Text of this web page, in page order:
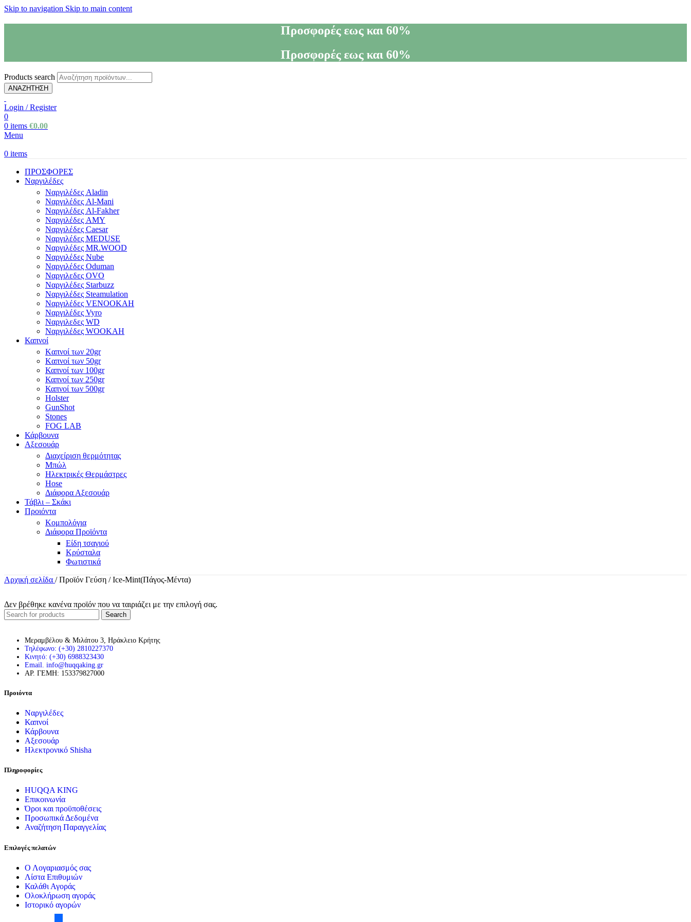
Skip to navigation Skip to main content
Προσφορές εως και 60%
Προσφορές εως και 60%
Products search
ΑΝΑΖΗΤΗΣΗ
Login / Register
0
0 items €0.00
Menu
0 items
ΠΡΟΣΦΟΡΕΣ
Ναργιλέδες
Ναργιλέδες Aladin
Ναργιλέδες Al-Mani
Ναργιλέδες Al-Fakher
Ναργιλέδες AΜΥ
Ναργιλέδες Caesar
Ναργιλέδες MEDUSE
Ναργιλέδες MR.WOOD
Ναργιλέδες Nube
Ναργιλέδες Oduman
Ναργιλεδες OVO
Ναργιλέδες Starbuzz
Ναργιλέδες Steamulation
Ναργιλέδες VENOOKAH
Ναργιλέδες Vyro
Ναργιλεδες WD
Ναργιλέδες WOOKAH
Καπνοί
Kαπνοί των 20gr
Kαπνοί των 50gr
Καπνοί των 100gr
Καπνοί των 250gr
Καπνοί των 500gr
Holster
GunShot
Stones
FOG LAB
Κάρβουνα
Αξεσουάρ
Διαχείριση θερμότητας
Μπώλ
Ηλεκτρικές Θερμάστρες
Hose
Διάφορα Αξεσουάρ
Τάβλι – Σκάκι
Προιόντα
Κομπολόγια
Διάφορα Προϊόντα
Είδη τσαγιού
Κρύσταλα
Φωτιστικά
Αρχική σελίδα / Προϊόν Γεύση / Ice-Mint(Πάγος-Μέντα)
Δεν βρέθηκε κανένα προϊόν που να ταιριάζει με την επιλογή σας.
Search
Μεραμβέλου & Μιλάτου 3, Ηράκλειο Κρήτης
Τηλέφωνο: (+30) 2810227370
Κινητό: (+30) 6988323430
Email. info@huqqaking.gr
ΑΡ. ΓΕΜΗ: 153379827000
Προιόντα
Ναργιλέδες
Καπνοί
Κάρβουνα
Αξεσουάρ
Ηλεκτρονικό Shisha
Πληροφορίες
HUQQA KING
Επικοινωνία
Όροι και προϋποθέσεις
Προσωπικά Δεδομένα
Αναζήτηση Παραγγελίας
Επιλογές πελατών
Ο Λογαριασμός σας
Λίστα Επιθυμιών
Καλάθι Αγοράς
Ολοκλήρωση αγοράς
Ιστορικό αγορών